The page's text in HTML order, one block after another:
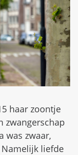
d
b
e
i
haar zoontje
zwangerschap
was zwaar,
liefde